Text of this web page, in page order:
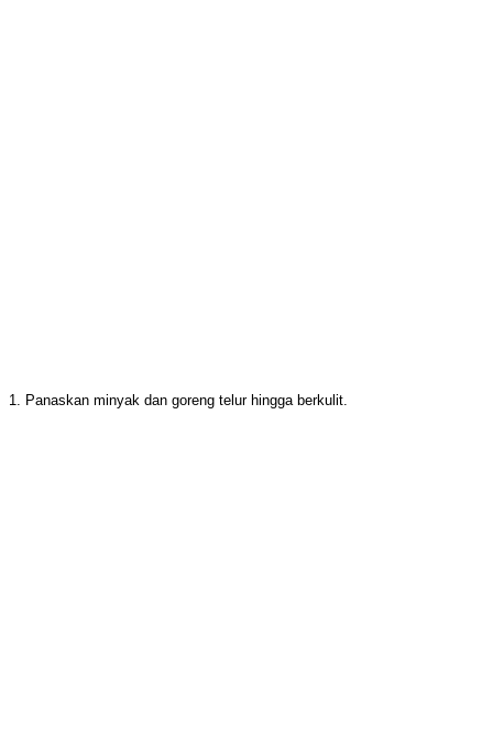
1. Panaskan minyak dan goreng telur hingga berkulit.